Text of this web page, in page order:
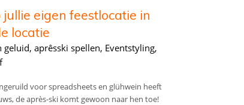
eigen feestlocatie in
locatie
aprêsski spellen, Eventstyling,
voor spreadsheets en glühwein heeft
de après-ski komt gewoon naar hen toe!